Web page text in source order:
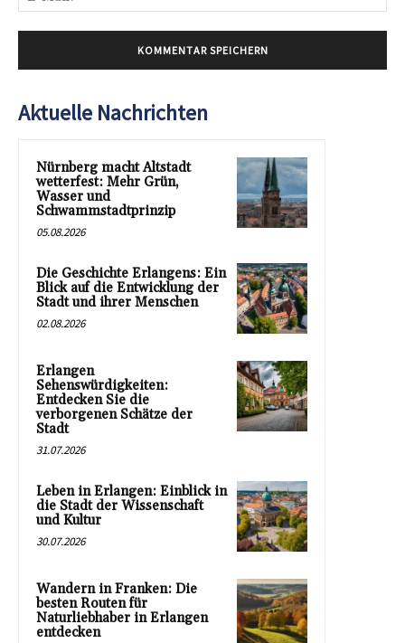
Aktuelle Nachrichten
Nürnberg macht Altstadt
wetterfest: Mehr Grün,
Wasser und
Schwammstadtprinzip
05.08.2026
Die Geschichte Erlangens: Ein
Blick auf die Entwicklung der
Stadt und ihrer Menschen
02.08.2026
Erlangen
Sehenswürdigkeiten:
Entdecken Sie die
verborgenen Schätze der
Stadt
31.07.2026
Leben in Erlangen: Einblick in
die Stadt der Wissenschaft
und Kultur
30.07.2026
Wandern in Franken: Die
besten Routen für
Naturliebhaber in Erlangen
entdecken